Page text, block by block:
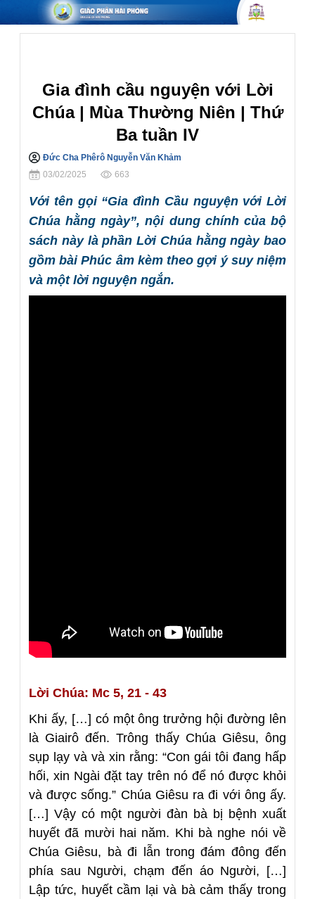
Gia đình cầu nguyện với Lời
Chúa | Mùa Thường Niên | Thứ
Ba tuần IV
Đức Cha Phêrô Nguyễn Văn Khảm
03/02/2025
663
Với tên gọi “Gia đình Cầu nguyện với Lời
Chúa hằng ngày”, nội dung chính của bộ
sách này là phần Lời Chúa hằng ngày bao
gồm bài Phúc âm kèm theo gợi ý suy niệm
và một lời nguyện ngắn.
Lời Chúa: Mc 5, 21 - 43
Khi ấy, […] có một ông trưởng hội đường lên
là Giairô đến. Trông thấy Chúa Giêsu, ông
sụp lạy và và xin rằng: “Con gái tôi đang hấp
hối, xin Ngài đặt tay trên nó để nó được khỏi
và được sống.” Chúa Giêsu ra đi với ông ấy.
[…] Vậy có một người đàn bà bị bệnh xuất
huyết đã mười hai năm. Khi bà nghe nói về
Chúa Giêsu, bà đi lẫn trong đám đông đến
phía sau Người, chạm đến áo Người, […]
Lập tức, huyết cầm lại và bà cảm thấy trong